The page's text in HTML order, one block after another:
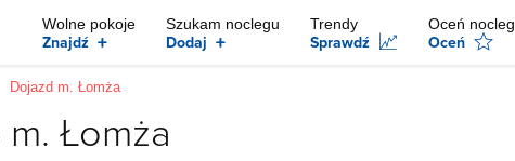
Wolne pokoje
Znajdź +
Szukam noclegu
Dodaj +
Trendy
Sprawdź
Oceń nocleg
Oceń
Dojazd m. Łomża
Łomża